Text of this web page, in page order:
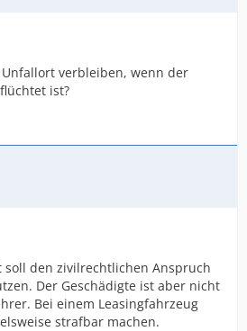
verbleiben, wenn der
ist?
soll den zivilrechtlichen Anspruch
Der Geschädigte ist aber nicht
Bei einem Leasingfahrzeug
strafbar machen.